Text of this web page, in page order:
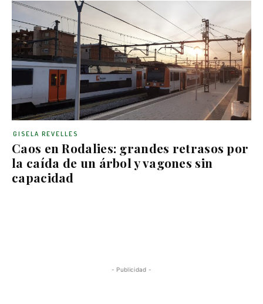
Caos en Rodalies: grandes retrasos por
la caída de un árbol y vagones sin
capacidad
GISELA REVELLES
- Publicidad -